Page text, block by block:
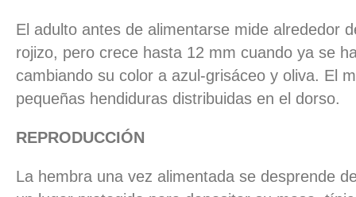
El adulto antes de alimentarse mide alrededor
rojizo, pero crece hasta 12 mm cuando ya se
cambiando su color a azul-grisáceo y oliva. El
pequeñas hendiduras distribuidas en el dorso.
REPRODUCCIÓN
La hembra una vez alimentada se desprende